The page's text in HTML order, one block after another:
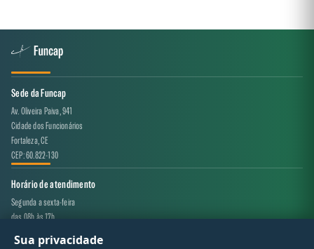
Sede da Funcap
Av. Oliveira Paiva, 941
Cidade dos Funcionários
Fortaleza, CE
CEP: 60.822-130
Horário de atendimento
Segunda a sexta-feira
das 08h às 17h
Canal de atendimento
Sua privacidade